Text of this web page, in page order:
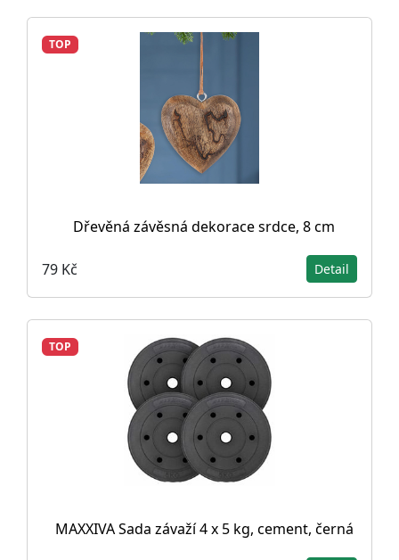
TOP
Dřevěná závěsná dekorace srdce, 8 cm
79 Kč Detail
TOP
MAXXIVA Sada závaží 4 x 5 kg, cement, černá